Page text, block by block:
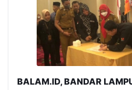
BALAM.ID, BANDAR